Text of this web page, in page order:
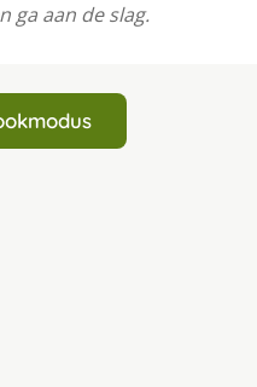
ga aan de slag.